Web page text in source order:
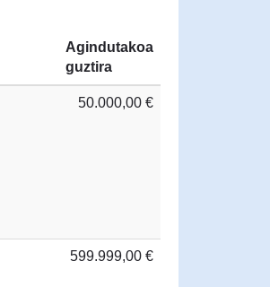
Agindutakoa
guztira
50.000,00 €
599.999,00 €